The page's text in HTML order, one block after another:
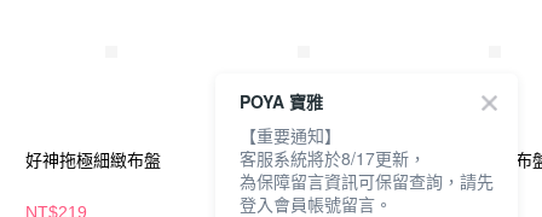
好神拖極細緻布盤
NT$219
好神拖極淨拖淨汙分離
平板拖把組
NT$1,049
好神拖 超吸水布
POYA 寶雅
【重要通知】
客服系統將於8/17更新，
為保障留言資訊可保留查詢，請先
登入會員帳號留言。